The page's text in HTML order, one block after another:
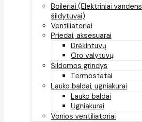
Boileriai (Elektriniai vandens
šildytuvai)
Ventiliatoriai
Priedai, aksesuarai
Drėkintuvų
Oro valytuvų
Šildomos grindys
Termostatai
Lauko baldai, ugniakurai
Lauko baldai
Ugniakurai
Vonios ventiliatoriai